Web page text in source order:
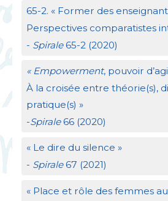
65-2. « Former des
Perspectives comparatistes
- Spirale65-2 (2020)
« Empowerment, pouvoir
À la croisée entre théorie(s),
pratique(s) »
-Spirale66 (2020)
« Le dire du silence »
- Spirale67 (2021)
« Place et rôle des femmes